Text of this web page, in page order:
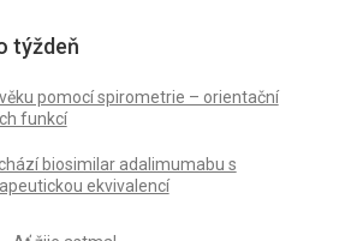
týždeň
pomocí spirometrie – orientační
funkcí
biosimilar adalimumabu s
ekvivalencí